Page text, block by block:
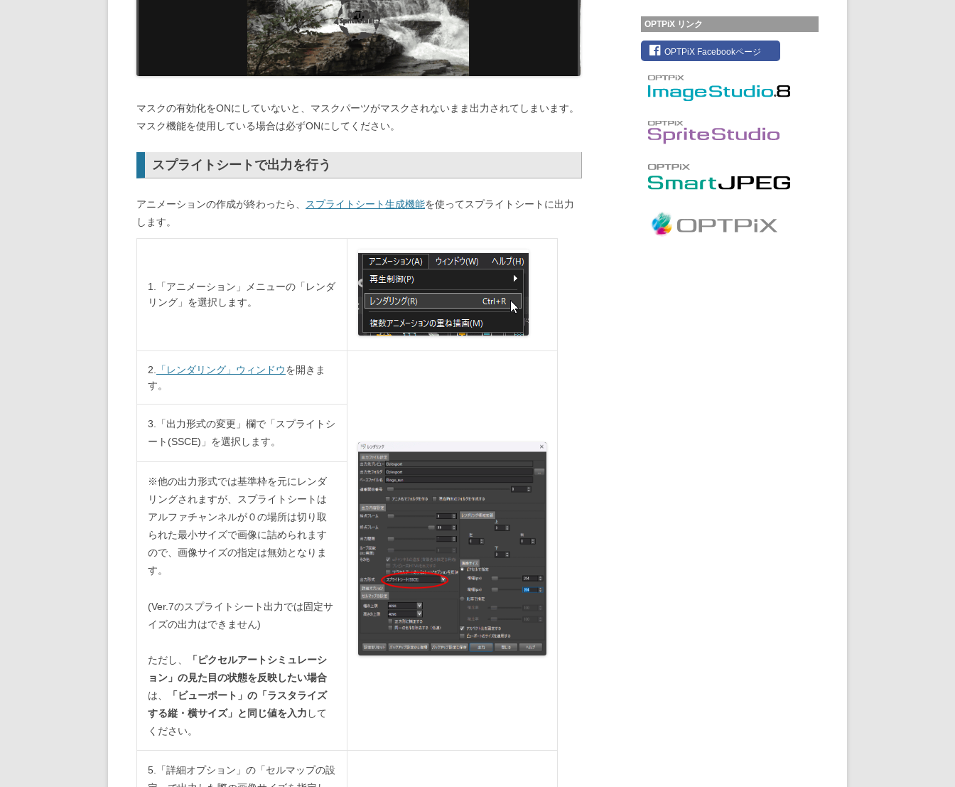
マスクの有効化をONにしていないと、マスクパーツがマスクされないまま出力されてしまいます。
マスク機能を使用している場合は必ずONにしてください。
スプライトシートで出力を行う
アニメーションの作成が終わったら、 スプライトシート生成機能を使ってスプライトシートに出力
します。
1.「アニメーション」メニューの「レンダ
リング」を選択します。
2. 「レンダリング」ウィンドウを開きま
す。
3.「出力形式の変更」欄で「スプライトシ
ート(SSCE)」を選択します。
※他の出力形式では基準枠を元にレンダ
リングされますが、スプライトシートは
アルファチャンネルが０の場所は切り取
られた最小サイズで画像に詰められます
ので、画像サイズの指定は無効となりま
す。
(Ver.7のスプライトシート出力では固定サ
イズの出力はできません)
ただし、
「ピクセルアートシミュレーシ
ョン」の見た目の状態を反映したい場合
は、
「ビューポート」の「ラスタライズ
する縦・横サイズ」と同じ値を入力 して
ください。
5.「詳細オプション」の「セルマップの設
OPTPiX リンク
OPTPiX Facebookページ